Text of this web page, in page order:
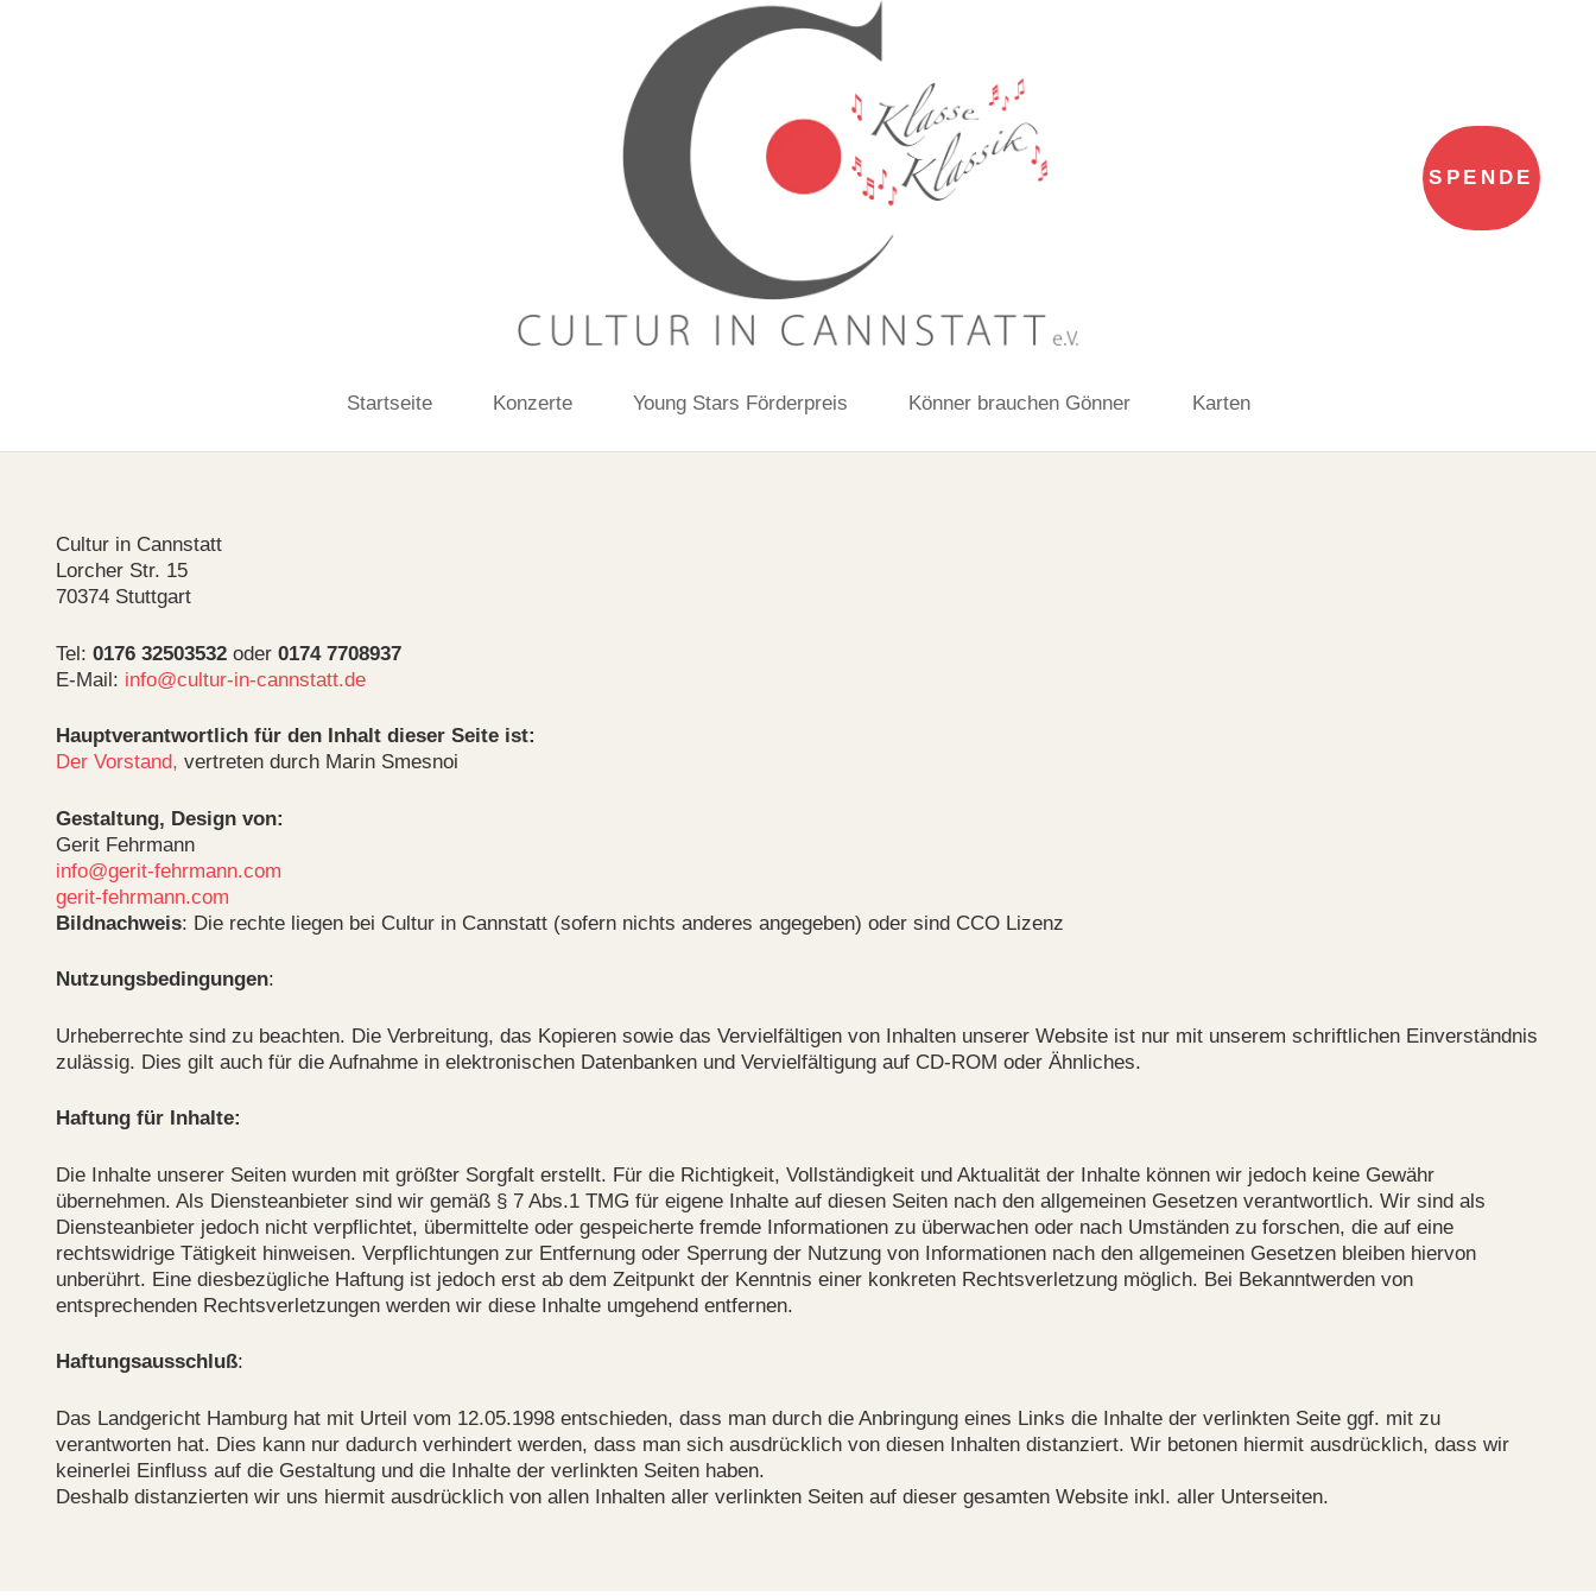
SPENDE
Startseite Konzerte Young Stars Förderpreis Könner brauchen Gönner Karten
Cultur in Cannstatt
Lorcher Str. 15
70374 Stuttgart
Tel: 0176 32503532 oder 0174 7708937
E-Mail: info@cultur-in-cannstatt.de
Hauptverantwortlich für den Inhalt dieser Seite ist:
Der Vorstand, vertreten durch Marin Smesnoi
Gestaltung, Design von:
Gerit Fehrmann
info@gerit-fehrmann.com
gerit-fehrmann.com
Bildnachweis: Die rechte liegen bei Cultur in Cannstatt (sofern nichts anderes angegeben) oder sind CCO Lizenz
Nutzungsbedingungen:
Urheberrechte sind zu beachten. Die Verbreitung, das Kopieren sowie das Vervielfältigen von Inhalten unserer Website ist nur mit unserem schriftlichen Einverständnis
zulässig. Dies gilt auch für die Aufnahme in elektronischen Datenbanken und Vervielfältigung auf CD-ROM oder Ähnliches.
Haftung für Inhalte:
Die Inhalte unserer Seiten wurden mit größter Sorgfalt erstellt. Für die Richtigkeit, Vollständigkeit und Aktualität der Inhalte können wir jedoch keine Gewähr
übernehmen. Als Diensteanbieter sind wir gemäß § 7 Abs.1 TMG für eigene Inhalte auf diesen Seiten nach den allgemeinen Gesetzen verantwortlich. Wir sind als
Diensteanbieter jedoch nicht verpflichtet, übermittelte oder gespeicherte fremde Informationen zu überwachen oder nach Umständen zu forschen, die auf eine
rechtswidrige Tätigkeit hinweisen. Verpflichtungen zur Entfernung oder Sperrung der Nutzung von Informationen nach den allgemeinen Gesetzen bleiben hiervon
unberührt. Eine diesbezügliche Haftung ist jedoch erst ab dem Zeitpunkt der Kenntnis einer konkreten Rechtsverletzung möglich. Bei Bekanntwerden von
entsprechenden Rechtsverletzungen werden wir diese Inhalte umgehend entfernen.
Haftungsausschluß:
Das Landgericht Hamburg hat mit Urteil vom 12.05.1998 entschieden, dass man durch die Anbringung eines Links die Inhalte der verlinkten Seite ggf. mit zu
verantworten hat. Dies kann nur dadurch verhindert werden, dass man sich ausdrücklich von diesen Inhalten distanziert. Wir betonen hiermit ausdrücklich, dass wir
keinerlei Einfluss auf die Gestaltung und die Inhalte der verlinkten Seiten haben.
Deshalb distanzierten wir uns hiermit ausdrücklich von allen Inhalten aller verlinkten Seiten auf dieser gesamten Website inkl. aller Unterseiten.